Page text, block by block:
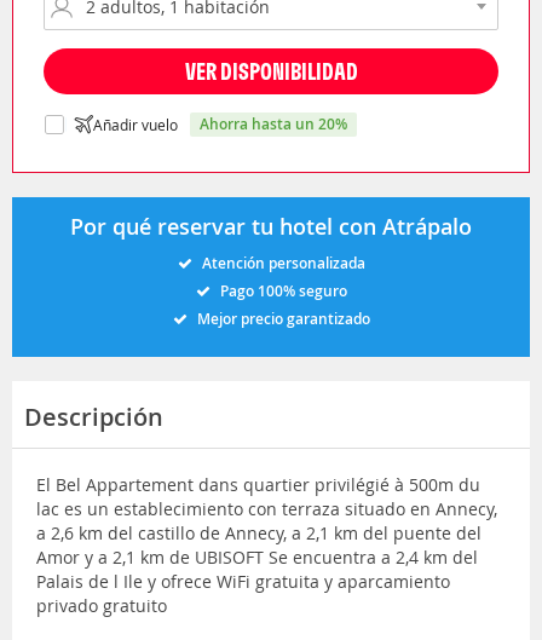
VER DISPONIBILIDAD
Añadir vuelo ahorra hasta un 20%
Por qué reservar tu hotel con Atrápalo
Atención personalizada
Pago 100% seguro
Mejor precio garantizado
Descripción
El Bel Appartement dans quartier privilégié à 500m du
lac es un establecimiento con terraza situado en Annecy,
a 2,6 km del castillo de Annecy, a 2,1 km del puente del
Amor y a 2,1 km de UBISOFT Se encuentra a 2,4 km del
Palais de l Ile y ofrece WiFi gratuita y aparcamiento
privado gratuito